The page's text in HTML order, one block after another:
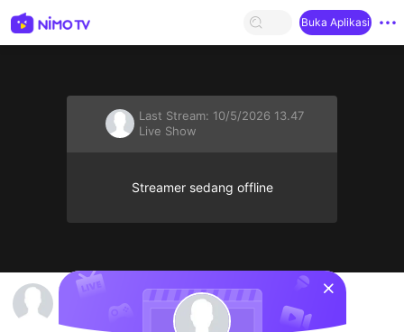
Buka Aplikasi
Last Stream: 10/5/2026 13.47
Live Show
Streamer sedang offline
Kristina Cas's Live Channel
Kristina Cas
Live Show
sentinelStart